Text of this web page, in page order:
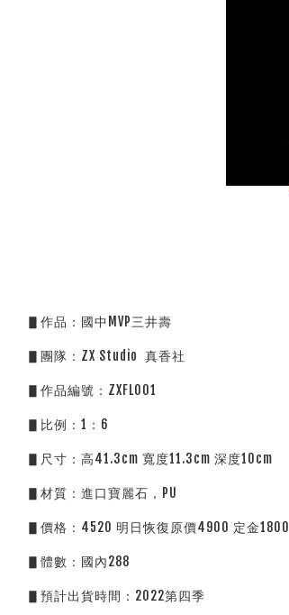
▋作品：國中MVP三井壽
▋團隊：ZX Studio  真香社
▋作品編號：ZXFL001
▋比例：1：6
▋尺寸：高41.3cm 寬度11.3cm 深度10cm
▋材質：進口寶麗石，PU
▋價格：4520 明日恢復原價4900 定金1800
▋體數：國內288
▋預計出貨時間：2022第四季